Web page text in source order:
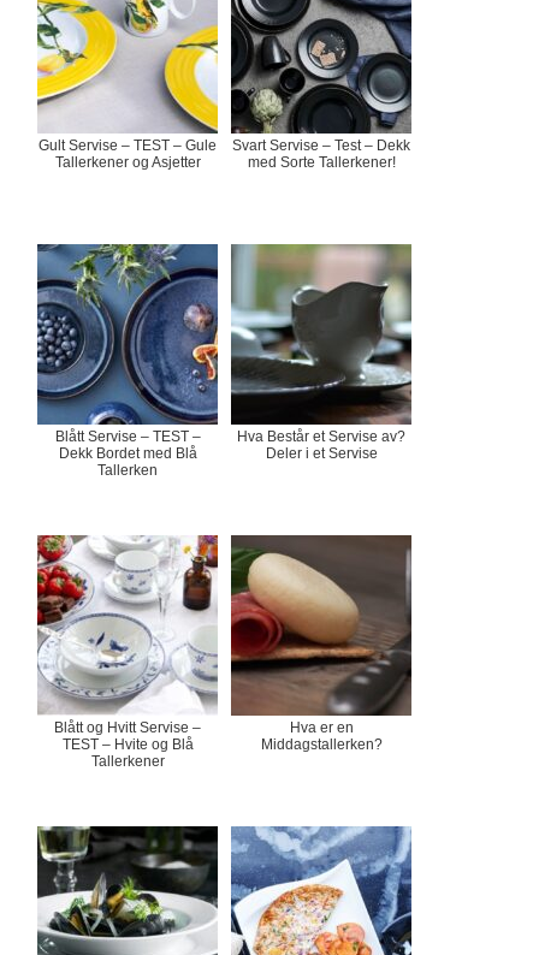
Gult Servise – TEST – Gule
Tallerkener og Asjetter
Svart Servise – Test – Dekk
med Sorte Tallerkener!
Blått Servise – TEST –
Dekk Bordet med Blå
Tallerken
Hva Består et Servise av?
Deler i et Servise
Blått og Hvitt Servise –
TEST – Hvite og Blå
Tallerkener
Hva er en
Middagstallerken?